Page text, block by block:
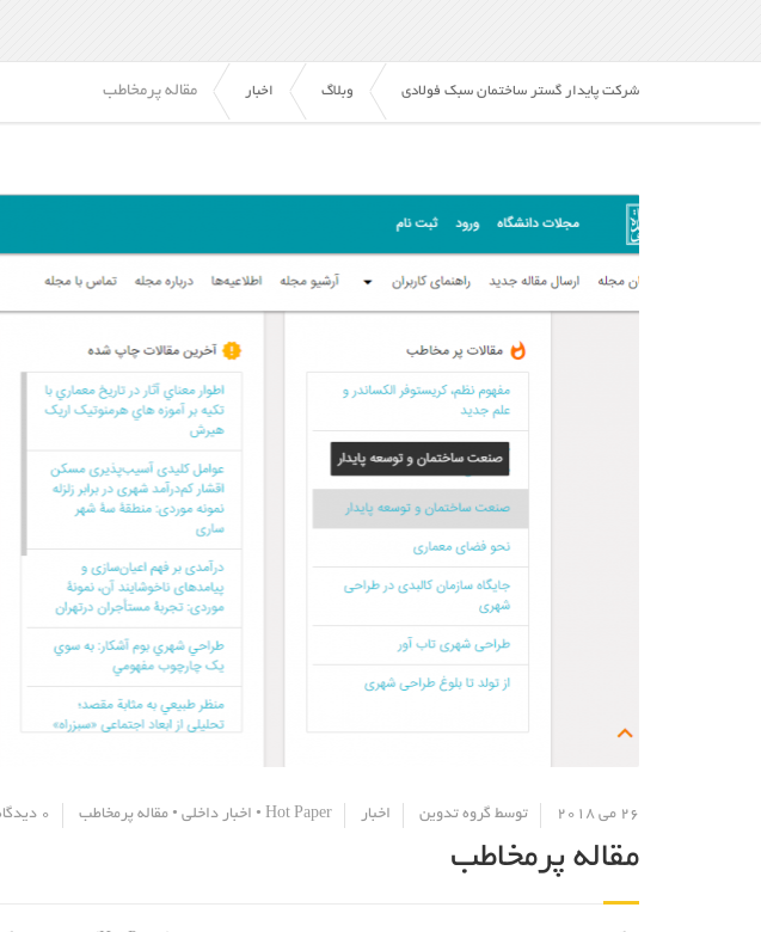
شرکت پایدار گستر ساختمان سبک فولادی وبلاگ اخبار مقاله پرمخاطب
26 می 2018 توسط گروه تدوین اخبار Hot Paper
• اخبار داخلی • مقاله پرمخاطب 0 دیدگاه
مقاله پرمخاطب